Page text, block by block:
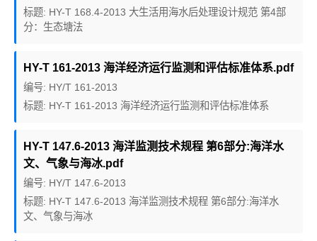
标题: HY-T 168.4-2013 大生活用海水后处理设计规范 第4部
分：生态塘法
HY-T 161-2013 海洋经济运行监测和评估标准体系.pdf
编号: HY/T 161-2013
标题: HY-T 161-2013 海洋经济运行监测和评估标准体系
HY-T 147.6-2013 海洋监测技术规程 第6部分:海洋水
文、气象与海冰.pdf
编号: HY/T 147.6-2013
标题: HY-T 147.6-2013 海洋监测技术规程 第6部分:海洋水
文、气象与海冰